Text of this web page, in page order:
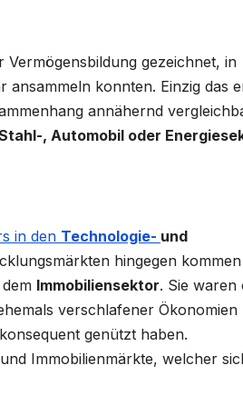
gezeichnet, in
konnten. Einzig das
annähernd
, Automobil oder
in den Technologie- und
hingegen kommen
Immobiliensektor. Sie waren
verschlafener Ökonomien
genützt haben.
Immobilienmärkte, welcher